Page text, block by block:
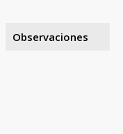
Observaciones